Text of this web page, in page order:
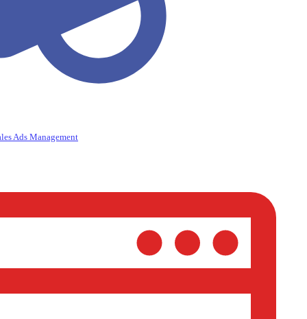
Ads Management